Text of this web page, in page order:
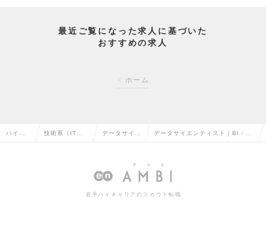
最近ご覧になった求人に基づいた
おすすめの求人
ホーム
ハイク 技術系（IT・W データサイエ
転職
データサイエンティスト｜BI・デ
援の求人情報
若手ハイキャリアのスカウト転職